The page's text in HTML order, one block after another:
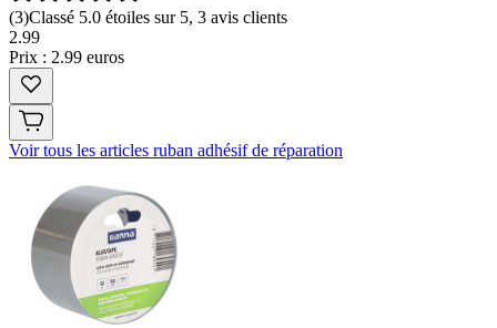
(3)Classé 5.0 étoiles sur 5, 3 avis clients
2.99
Prix : 2.99 euros
Voir tous les articles ruban adhésif de réparation